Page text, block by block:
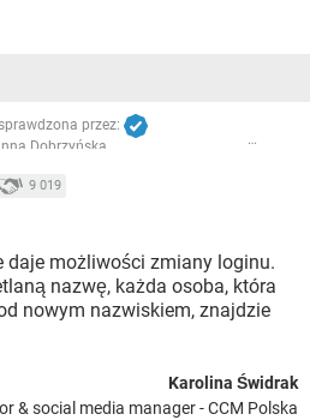
przez:
Dobrzyńska
9 019
daje możliwości zmiany loginu.
nazwę, każda osoba, która
nowym nazwiskiem, znajdzie
Karolina Świdrak
& social media manager - CCM Polska